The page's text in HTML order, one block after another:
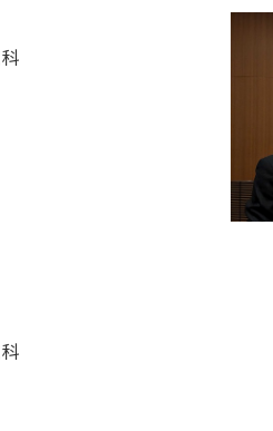
科
科